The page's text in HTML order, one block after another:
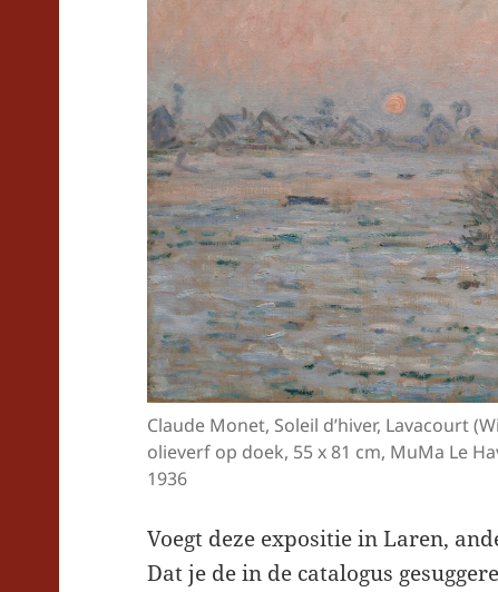
Claude Monet, Soleil d’hiver, Lavacourt
olieverf op doek, 55 x 81 cm, MuMa Le
1936
Voegt deze expositie in Laren,
Dat je de in de catalogus